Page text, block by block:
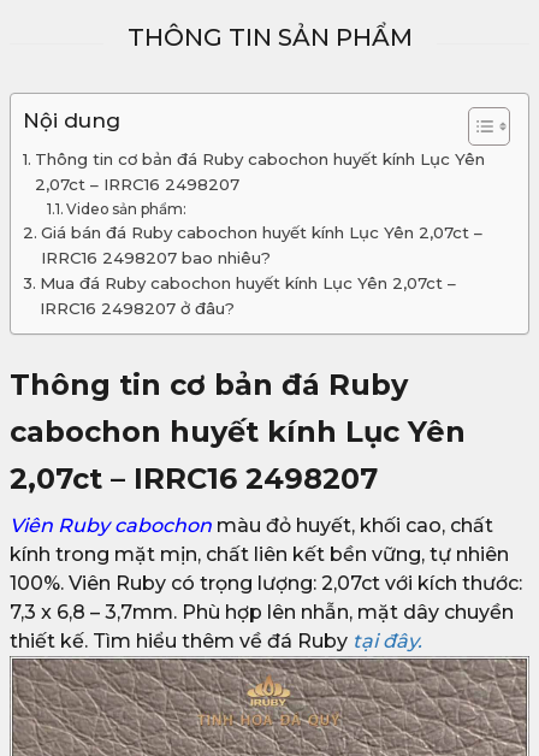
THÔNG TIN SẢN PHẨM
Nội dung
Thông tin cơ bản đá Ruby cabochon huyết kính Lục Yên
2,07ct – IRRC16 2498207
Video sản phẩm:
Giá bán đá Ruby cabochon huyết kính Lục Yên 2,07ct –
IRRC16 2498207 bao nhiêu?
Mua đá Ruby cabochon huyết kính Lục Yên 2,07ct –
IRRC16 2498207 ở đâu?
Thông tin cơ bản đá Ruby
cabochon huyết kính Lục Yên
2,07ct – IRRC16 2498207
Viên Ruby cabochon màu đỏ huyết, khối cao, chất
kính trong mặt mịn, chất liên kết bền vững, tự nhiên
100%. Viên Ruby có trọng lượng: 2,07ct với kích thước:
7,3 x 6,8 – 3,7mm. Phù hợp lên nhẫn, mặt dây chuyền
thiết kế. Tìm hiểu thêm về đá Ruby tại đây.